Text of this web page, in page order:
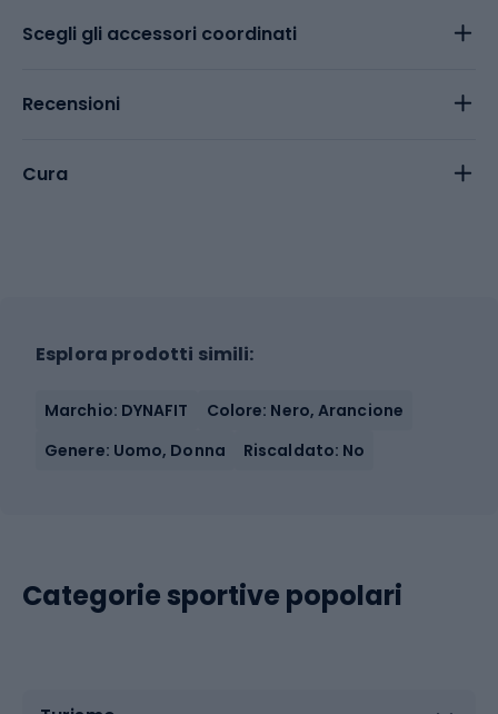
Scegli gli accessori coordinati
Recensioni
Cura
Esplora prodotti simili:
Marchio: DYNAFIT
Colore: Nero, Arancione
Genere: Uomo, Donna
Riscaldato: No
Categorie sportive popolari